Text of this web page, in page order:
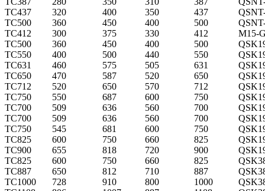
TC437
320 400 350 437
TC500
360 450 400 500
TC412
300 375 330 412
M15-
TC500
360 450 400 500
TC550
400 500 440 550
TC631
460 575 505 631
TC650
470 587 520 650
TC712
520 650 570 712
TC750
550 687 600 750
TC700
509 636 560 700
TC700
509 636 560 700
TC750
545 681 600 750
TC825
600 750 660 825
TC900
655 818 720 900
TC825
600 750 660 825
TC887
650 812 710 887
TC1000
728 910 800 1000